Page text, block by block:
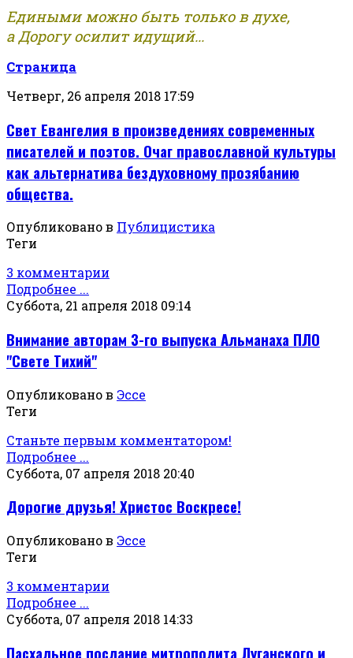
Едиными можно быть только в духе,
а Дорогу осилит идущий...
Страница
Четверг, 26 апреля 2018 17:59
Свет Евангелия в произведениях современных
писателей и поэтов. Очаг православной культуры
как альтернатива бездуховному прозябанию
общества.
Опубликовано в Публицистика
Теги
3 комментарии
Подробнее ...
Суббота, 21 апреля 2018 09:14
Внимание авторам 3-го выпуска Альманаха ПЛО
"Свете Тихий"
Опубликовано в Эссе
Теги
Станьте первым комментатором!
Подробнее ...
Суббота, 07 апреля 2018 20:40
Дорогие друзья! Христос Воскресе!
Опубликовано в Эссе
Теги
3 комментарии
Подробнее ...
Суббота, 07 апреля 2018 14:33
Пасхальное послание митрополита Луганского и